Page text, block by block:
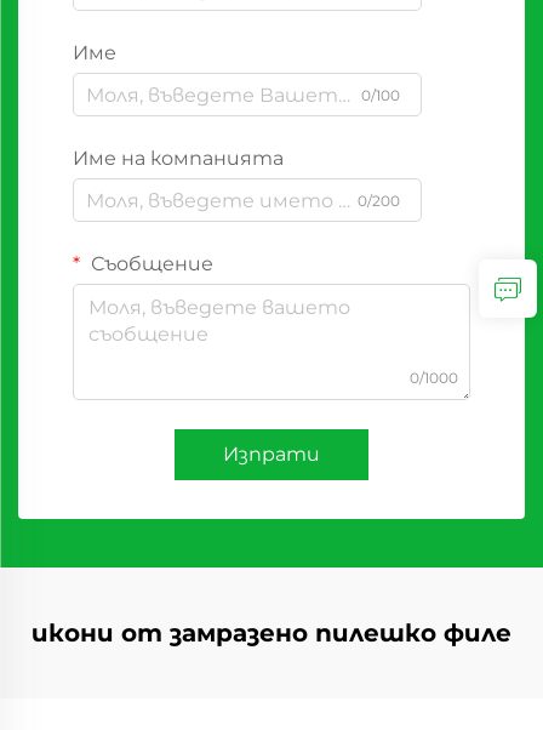
Име
0/100
Име на компанията
0/200
Съобщение
0/1000
Изпрати
икони от замразено пилешко филе